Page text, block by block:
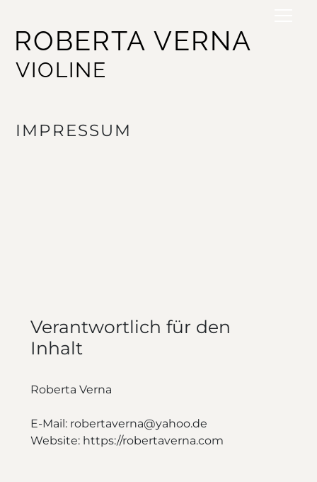
ROBERTA VERNA
VIOLINE
IMPRESSUM
Verantwortlich für den
Inhalt
Roberta Verna
E-Mail: robertaverna@yahoo.de
Website: https://robertaverna.com